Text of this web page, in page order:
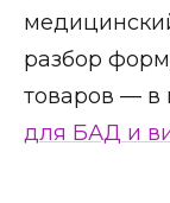
разбор
товаров — в
для БАД и